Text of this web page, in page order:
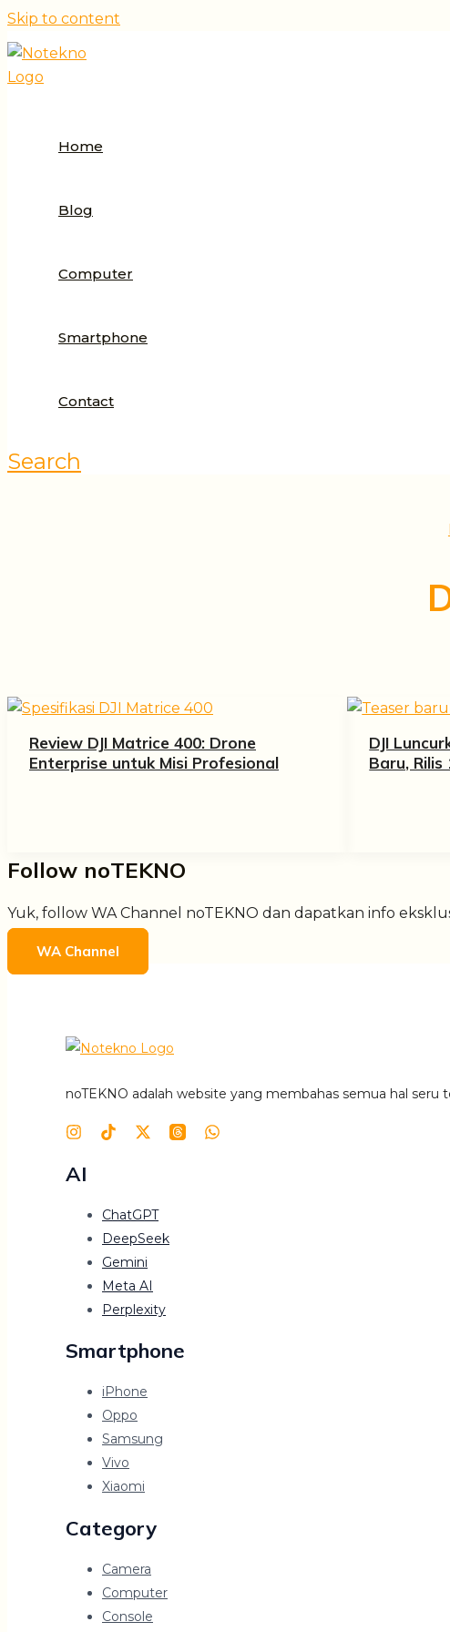
Skip to content
Home
Blog
Computer
Smartphone
Contact
Search
Review DJI Matrice 400: Drone
Enterprise untuk Misi Profesional
DJI
Baru, Rilis
Follow noTEKNO
Yuk, follow WA Channel noTEKNO dan dapatkan info
WA Channel
noTEKNO adalah website yang membahas semua hal
AI
ChatGPT
DeepSeek
Gemini
Meta AI
Perplexity
Smartphone
iPhone
Oppo
Samsung
Vivo
Xiaomi
Category
Camera
Computer
Console